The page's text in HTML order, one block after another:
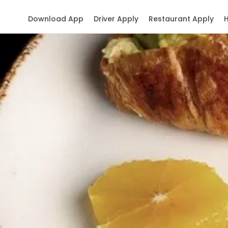
Restaurant Apply
Driver Apply
Download App